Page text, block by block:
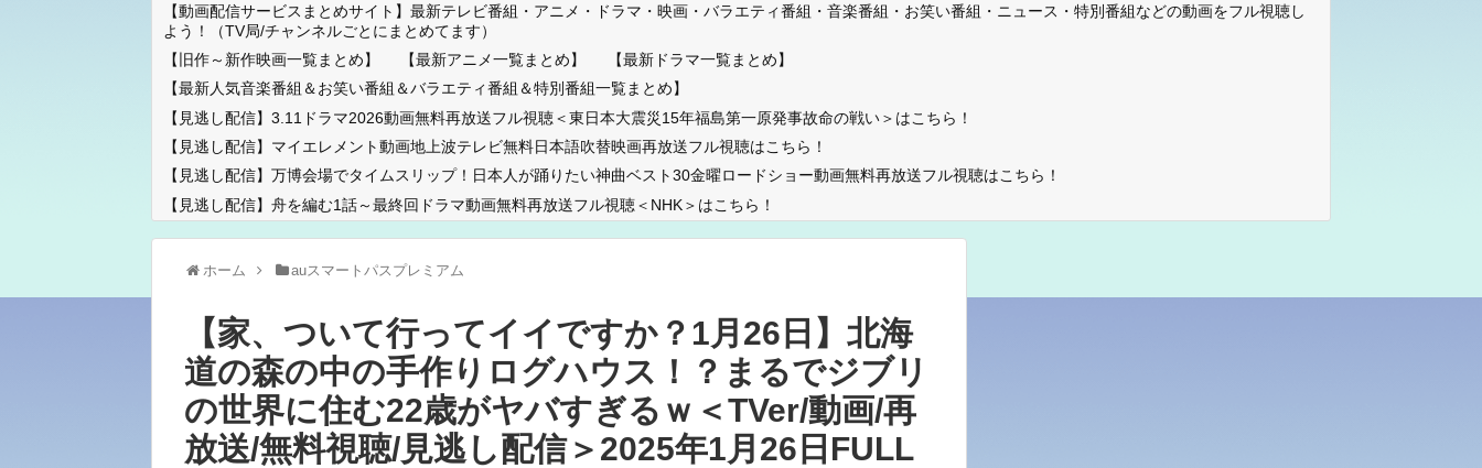
【動画配信サービスまとめサイト】最新テレビ番組・アニメ・ドラマ・映画・バラエティ番組・音楽番組・お笑い番組・ニュース・特別番組などの動画をフル視聴し
よう！（TV局/チャンネルごとにまとめてます）
【旧作～新作映画一覧まとめ】
【最新アニメ一覧まとめ】
【最新ドラマ一覧まとめ】
【最新人気音楽番組＆お笑い番組＆バラエティ番組＆特別番組一覧まとめ】
【見逃し配信】3.11ドラマ2026動画無料再放送フル視聴＜東日本大震災15年福島第一原発事故命の戦い＞はこちら！
【見逃し配信】マイエレメント動画地上波テレビ無料日本語吹替映画再放送フル視聴はこちら！
【見逃し配信】万博会場でタイムスリップ！日本人が踊りたい神曲ベスト30金曜ロードショー動画無料再放送フル視聴はこちら！
【見逃し配信】舟を編む1話～最終回ドラマ動画無料再放送フル視聴＜NHK＞はこちら！
ホーム auスマートパスプレミアム
【家、ついて行ってイイですか？1月26日】北海
道の森の中の手作りログハウス！？まるでジブリ
の世界に住む22歳がヤバすぎるｗ＜TVer/動画/再
放送/無料視聴/見逃し配信＞2025年1月26日FULL